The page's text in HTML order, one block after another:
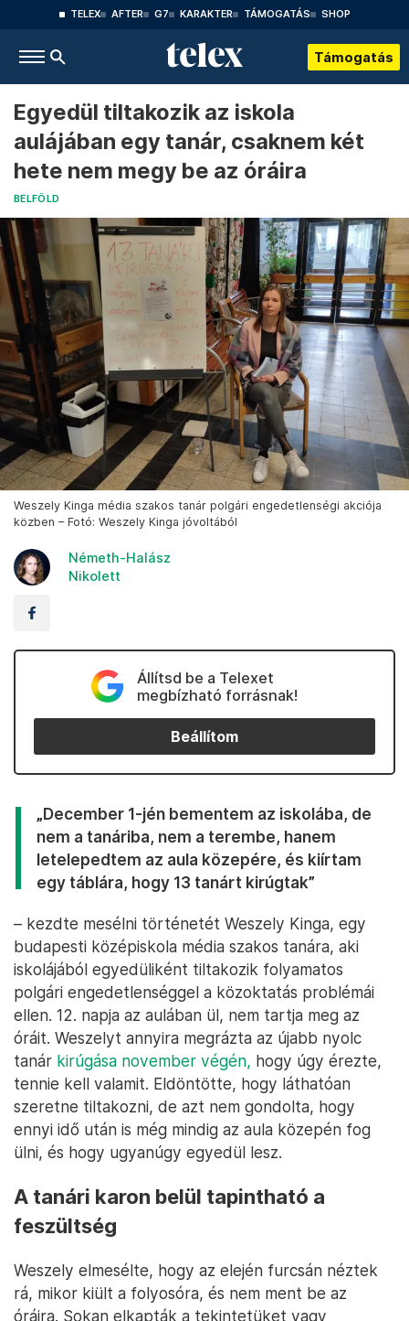
TELEX AFTER G7 KARAKTER TÁMOGATÁS SHOP
Támogatás
Egyedül tiltakozik az iskola
aulájában egy tanár, csaknem két
hete nem megy be az óráira
BELFÖLD
Weszely Kinga média szakos tanár polgári engedetlenségi akciója
közben – Fotó: Weszely Kinga jóvoltából
Németh-Halász
Nikolett
Állítsd be a Telexet
megbízható forrásnak!
Beállítom
„December 1-jén bementem az iskolába, de
nem a tanáriba, nem a terembe, hanem
letelepedtem az aula közepére, és kiírtam
egy táblára, hogy 13 tanárt kirúgtak”
– kezdte mesélni történetét Weszely Kinga, egy
budapesti középiskola média szakos tanára, aki
iskolájából egyedüliként tiltakozik folyamatos
polgári engedetlenséggel a közoktatás problémái
ellen. 12. napja az aulában ül, nem tartja meg az
óráit. Weszelyt annyira megrázta az újabb nyolc
tanár kirúgása november végén, hogy úgy érezte,
tennie kell valamit. Eldöntötte, hogy láthatóan
szeretne tiltakozni, de azt nem gondolta, hogy
ennyi idő után is még mindig az aula közepén fog
ülni, és hogy ugyanúgy egyedül lesz.
A tanári karon belül tapintható a
feszültség
Weszely elmesélte, hogy az elején furcsán néztek
rá, mikor kiült a folyosóra, és nem ment be az
óráira. Sokan elkapták a tekintetüket vagy